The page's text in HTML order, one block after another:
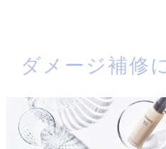
ダメージ補修